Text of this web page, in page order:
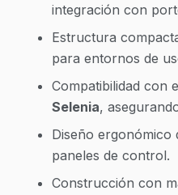
integración con
Estructura
para entornos de
Compatibilidad con
Selenia,
Diseño ergonómico
paneles de control.
Construcción con